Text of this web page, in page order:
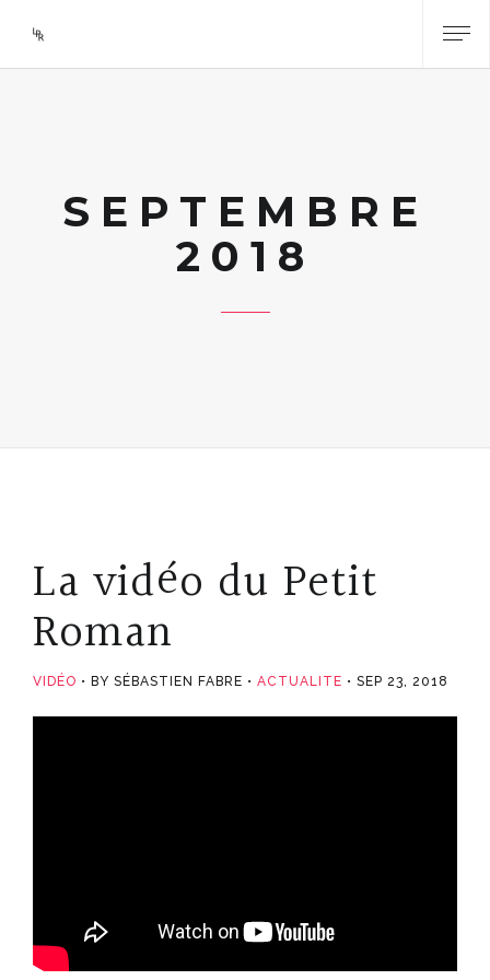
SEPTEMBRE
2018
La vidéo du Petit
Roman
VIDÉO BY SÉBASTIEN FABRE ACTUALITE SEP 23, 2018